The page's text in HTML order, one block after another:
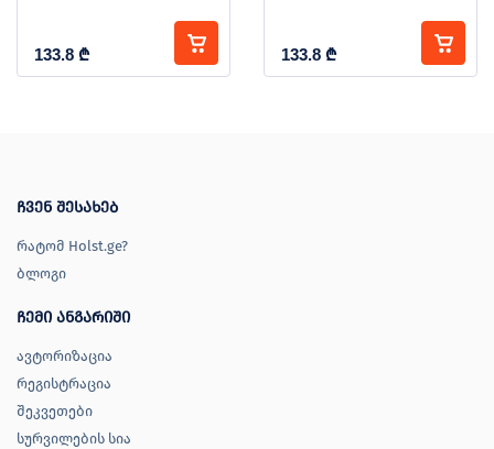
133.8 ₾ 133.8 ₾
ჩვენ შესახებ
რატომ Holst.ge?
ბლოგი
ჩემი ანგარიში
ავტორიზაცია
რეგისტრაცია
შეკვეთები
სურვილების სია